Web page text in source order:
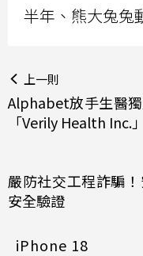
半年、熊大兔兔
上一則
Alphabet放手生醫
「Verily Health Inc.
嚴防社交工程詐騙
安全驗證
iPhone 18